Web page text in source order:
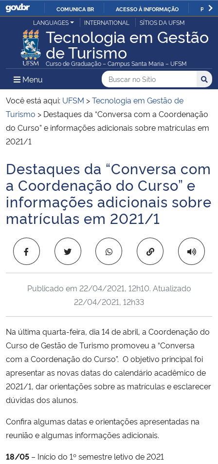
IR
PARA
O
CONTEÚDO
COMUNICA BR ACESSO À INFORMAÇÃO
Ministério da Justiça e Segurança Pública
Ministério da Defesa
Ministério das Relações Exteriores
Ministério da Economia
Ministério da Agricultura, Pecuária e Abastecimento
Ministério da Educação
Ministério da Cidadania
Ministério da Saúde
Ministério da Ciência, Tecnologia, Inovações e Comunicações
Ministério do Meio Ambiente
Ministério do Turismo
Ministério do Desenvolvimento Regional
Ministério da Mulher, da Família e dos Direitos Humanos
Secretaria-Geral
LANGUAGES INTERNATIONAL SÍTIOS DA UFSM
Tecnologia em Gestão
de Turismo
Curso de Graduação – Campus Santa Maria – UFSM
Menu Menu Principal do Sítio
Busca
Buscar no no Sítio
Busca:
Você está aqui: UFSM >Tecnologia em Gestão de
Turismo > Destaques da “Conversa com a Coordenação
do Curso” e informações adicionais sobre matrículas em
2021/1
Início do conteúdo
Destaques da “Conversa com
a Coordenação do Curso” e
informações adicionais sobre
matrículas em 2021/1
Copiar para área
Publicado em 22/04/2021, 12h10. Atualizado
22/04/2021, 12h33
Na última quarta-feira, dia 14 de abril, a Coordenação do
Curso de Gestão de Turismo promoveu a “Conversa
com a Coordenação do Curso”. O objetivo principal foi
apresentar as novas datas do calendário acadêmico de
2021/1, dar orientações sobre as matrículas e esclarecer
dúvidas dos alunos.
Confira algumas datas e orientações apresentadas na
reunião e algumas informações adicionais.
18/05 – Início do 1º semestre letivo de 2021